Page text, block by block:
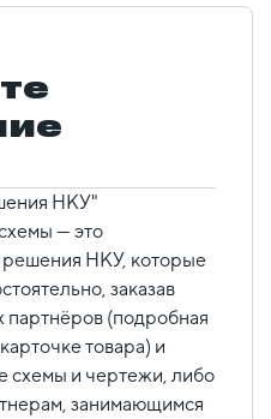
НКУ"
— это
НКУ, которые
заказав
(подробная
товара) и
схемы и чертежи, либо
занимающимся